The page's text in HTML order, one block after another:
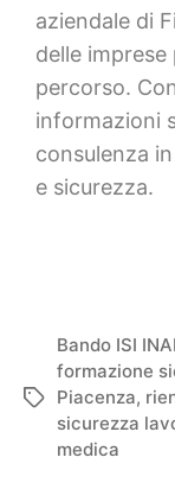
aziendale di
delle
percorso.
informazioni
consulenza
e sicurezza.
Bando ISI
formazione
Piacenza,
sicurezza
medica